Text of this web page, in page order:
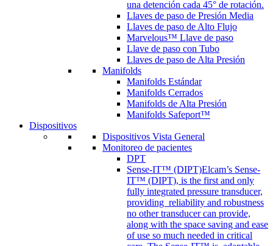
una detención cada 45° de rotación.
Llaves de paso de Presión Media
Llaves de paso de Alto Flujo
Marvelous™ Llave de paso
Llave de paso con Tubo
Llaves de paso de Alta Presión
Manifolds
Manifolds Estándar
Manifolds Cerrados
Manifolds de Alta Presión
Manifolds Safeport™
Dispositivos
Dispositivos Vista General
Monitoreo de pacientes
DPT
Sense-IT™ (DIPT)Elcam’s Sense-
IT™ (DIPT), is the first and only
fully integrated pressure transducer,
providing reliability and robustness
no other transducer can provide,
along with the space saving and ease
of use so much needed in critical